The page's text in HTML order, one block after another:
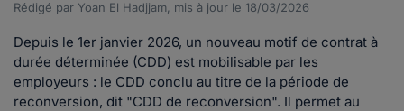
Rédigé par Yoan El Hadjjam, mis à jour le 18/03/2026
Depuis le 1er janvier 2026, un nouveau motif de contrat à
durée déterminée (CDD) est mobilisable par les
employeurs : le CDD conclu au titre de la période de
reconversion, dit "CDD de reconversion". Il permet au